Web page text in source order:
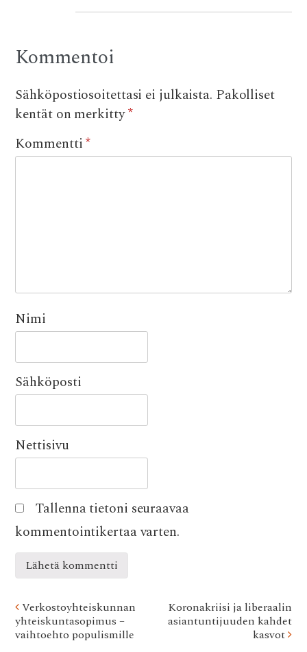
Kommentoi
Sähköpostiosoitettasi ei julkaista. Pakolliset
kentät on merkitty*
Kommentti*
Nimi
Sähköposti
Nettisivu
Tallenna tietoni seuraavaa
kommentointikertaa varten.
Post
navigation
Verkostoyhteiskunnan
yhteiskuntasopimus –
vaihtoehto populismille
Koronakriisi ja liberaalin
asiantuntijuuden kahdet
kasvot